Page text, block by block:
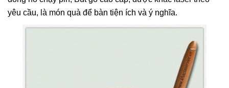
yêu cầu, là món quà để bàn tiện ích và ý nghĩa.